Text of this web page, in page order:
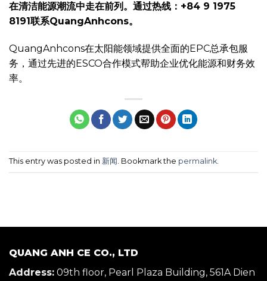
在清洁能源潮流中走在前列。通过热线：+84 9 1975
8191联系QuangAnhcons。
QuangAnhcons在太阳能领域提供全面的EPC总承包服
务，通过先进的ESCO合作模式帮助企业优化能源和财务效
率。
This entry was posted in 新闻. Bookmark the permalink.
QUANG ANH CE CO., LTD
Address: 09th floor, Pearl Plaza Building, 561A Dien